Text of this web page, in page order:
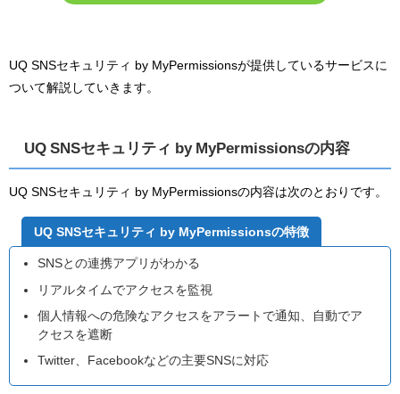
UQ SNSセキュリティ by MyPermissionsが提供しているサービスに
ついて解説していきます。
UQ SNSセキュリティ by MyPermissionsの内容
UQ SNSセキュリティ by MyPermissionsの内容は次のとおりです。
UQ SNSセキュリティ by MyPermissionsの特徴
SNSとの連携アプリがわかる
リアルタイムでアクセスを監視
個人情報への危険なアクセスをアラートで通知、自動でア
クセスを遮断
Twitter、Facebookなどの主要SNSに対応